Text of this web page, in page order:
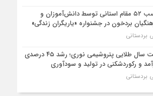
کسب ۵۲ مقام استانی توسط دانش‌آموزان و
بردخون در جشنواره «یاریگران زندگی»
بردستانی
ثبت سال طلایی پتروشیمی نوری؛ رشد ۴۵ درصدی
و رکوردشکنی در تولید و سودآوری
بردستانی